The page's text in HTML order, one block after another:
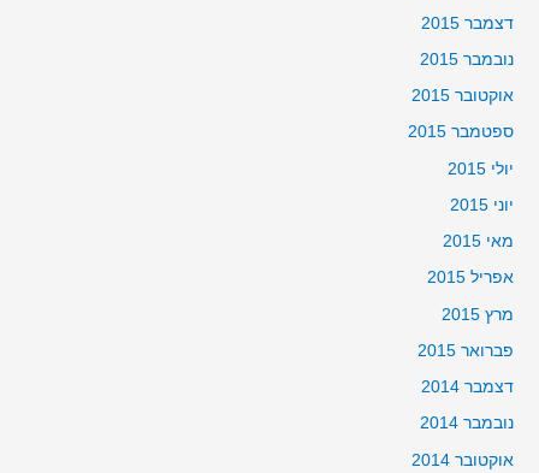
דצמבר 2015
נובמבר 2015
אוקטובר 2015
ספטמבר 2015
יולי 2015
יוני 2015
מאי 2015
אפריל 2015
מרץ 2015
פברואר 2015
דצמבר 2014
נובמבר 2014
אוקטובר 2014